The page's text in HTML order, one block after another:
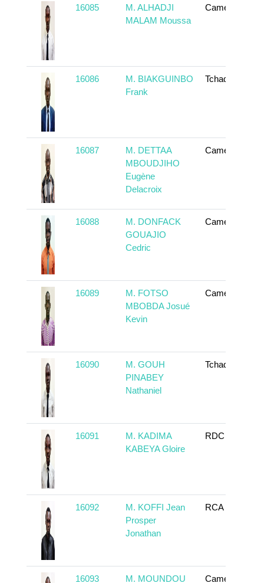
16085
M. ALHADJI
MALAM Moussa
Cameroun
16086
M. BIAKGUINBO
Frank
Tchad
16087
M. DETTAA
MBOUDJIHO
Eugène
Delacroix
Cameroun
16088
M. DONFACK
GOUAJIO
Cedric
Cameroun
16089
M. FOTSO
MBOBDA Josué
Kevin
Cameroun
16090
M. GOUH
PINABEY
Nathaniel
Tchad
16091
M. KADIMA
KABEYA Gloire
RDC
16092
M. KOFFI Jean
Prosper
Jonathan
RCA
16093 M. MOUNDOU Cameroun